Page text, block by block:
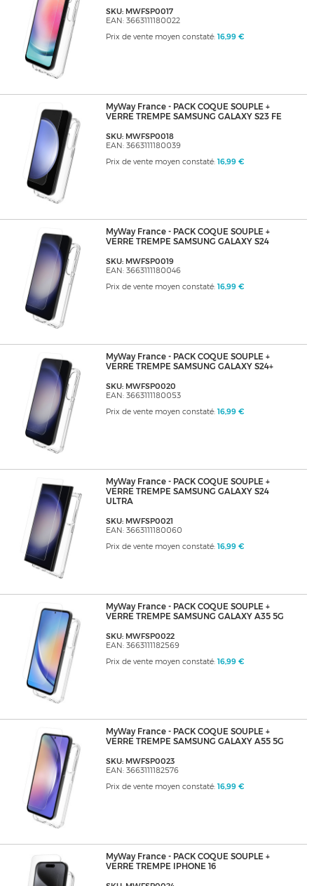
SKU: MWFSP0017
EAN: 3663111180022
Prix de vente moyen constaté: 16,99 €
MyWay France - PACK COQUE SOUPLE +
VERRE TREMPE SAMSUNG GALAXY S23 FE
SKU: MWFSP0018
EAN: 3663111180039
Prix de vente moyen constaté: 16,99 €
MyWay France - PACK COQUE SOUPLE +
VERRE TREMPE SAMSUNG GALAXY S24
SKU: MWFSP0019
EAN: 3663111180046
Prix de vente moyen constaté: 16,99 €
MyWay France - PACK COQUE SOUPLE +
VERRE TREMPE SAMSUNG GALAXY S24+
SKU: MWFSP0020
EAN: 3663111180053
Prix de vente moyen constaté: 16,99 €
MyWay France - PACK COQUE SOUPLE +
VERRE TREMPE SAMSUNG GALAXY S24
ULTRA
SKU: MWFSP0021
EAN: 3663111180060
Prix de vente moyen constaté: 16,99 €
MyWay France - PACK COQUE SOUPLE +
VERRE TREMPE SAMSUNG GALAXY A35 5G
SKU: MWFSP0022
EAN: 3663111182569
Prix de vente moyen constaté: 16,99 €
MyWay France - PACK COQUE SOUPLE +
VERRE TREMPE SAMSUNG GALAXY A55 5G
SKU: MWFSP0023
EAN: 3663111182576
Prix de vente moyen constaté: 16,99 €
MyWay France - PACK COQUE SOUPLE +
VERRE TREMPE IPHONE 16